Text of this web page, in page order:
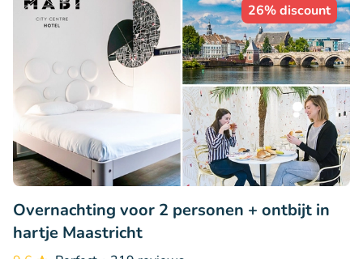
26% discount
Overnachting voor 2 personen + ontbijt in
hartje Maastricht